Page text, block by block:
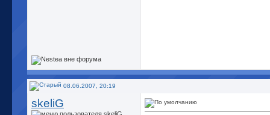
08.06.2007, 20:19
skeliG